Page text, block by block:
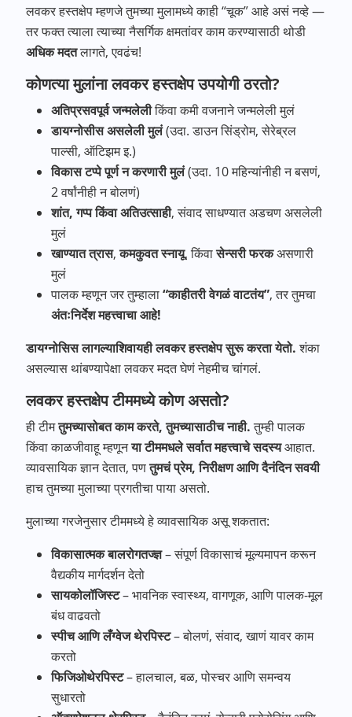
लवकर हस्तक्षेप म्हणजे तुमच्या मुलामध्ये काही “चूक” आहे असं नव्हे —
तर फक्त त्याला त्याच्या नैसर्गिक क्षमतांवर काम करण्यासाठी थोडी
अधिक मदतलागते, एवढंच!
कोणत्या मुलांना लवकर हस्तक्षेप उपयोगी ठरतो?
अतिप्रसवपूर्व जन्मलेलीकिंवा कमी वजनाने जन्मलेली मुलं
डायग्नोसीस असलेली मुलं(उदा. डाउन सिंड्रोम, सेरेब्रल
पाल्सी, ऑटिझम इ.)
विकास टप्पे पूर्ण न करणारी मुलं(उदा. 10 महिन्यांनीही न बसणं,
2 वर्षांनीही न बोलणं)
शांत, गप्प किंवा अतिउत्साही, संवाद साधण्यात अडचण असलेली
मुलं
खाण्यात त्रास,कमकुवत स्नायू, किंवासेन्सरी फरकअसणारी
मुलं
पालक म्हणून जर तुम्हाला“काहीतरी वेगळं वाटतंय”, तर तुमचा
अंतःनिर्देश महत्त्वाचा आहे!
डायग्नोसिस लागल्याशिवायही लवकर हस्तक्षेप सुरू करता येतो.शंका
असल्यास थांबण्यापेक्षा लवकर मदत घेणं नेहमीच चांगलं.
लवकर हस्तक्षेप टीममध्ये कोण असतो?
ही टीमतुमच्यासोबत काम करते, तुमच्यासाठीच नाही.तुम्ही पालक
किंवा काळजीवाहू म्हणूनया टीममधले सर्वात महत्त्वाचे सदस्यआहात.
व्यावसायिक ज्ञान देतात, पणतुमचं प्रेम, निरीक्षण आणि दैनंदिन सवयी
हाच तुमच्या मुलाच्या प्रगतीचा पाया असतो.
मुलाच्या गरजेनुसार टीममध्ये हे व्यावसायिक असू शकतात:
विकासात्मक बालरोगतज्ज्ञ– संपूर्ण विकासाचं मूल्यमापन करून
वैद्यकीय मार्गदर्शन देतो
सायकोलॉजिस्ट– भावनिक स्वास्थ्य, वागणूक, आणि पालक-मूल
बंध वाढवतो
स्पीच आणि लँग्वेज थेरपिस्ट– बोलणं, संवाद, खाणं यावर काम
करतो
फिजिओथेरपिस्ट– हालचाल, बळ, पोस्चर आणि समन्वय
सुधारतो